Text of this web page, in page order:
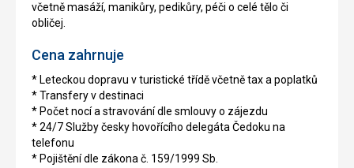
včetně masáží, manikůry, pedikůry, péči o celé tělo či
obličej.
Cena zahrnuje
* Leteckou dopravu v turistické třídě včetně tax a poplatků
* Transfery v destinaci
* Počet nocí a stravování dle smlouvy o zájezdu
* 24/7 Služby česky hovořícího delegáta Čedoku na
telefonu
* Pojištění dle zákona č. 159/1999 Sb.